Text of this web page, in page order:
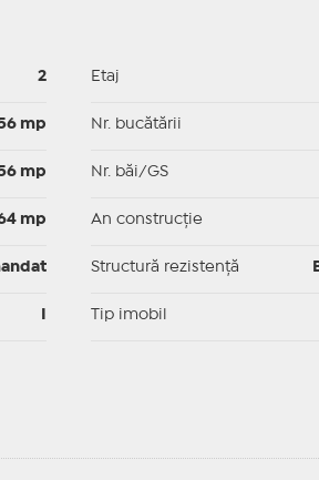
2
mp
mp
mp
Etaj
Nr. bucătării
Nr. băi/GS
An construcție
Structură rezistență
Tip imobil